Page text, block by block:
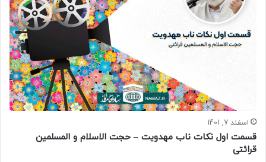
اسفند 7, 1401
قسمت اول نکات ناب مهدویت – حجت الاسلام و المسلمین
قرائتی